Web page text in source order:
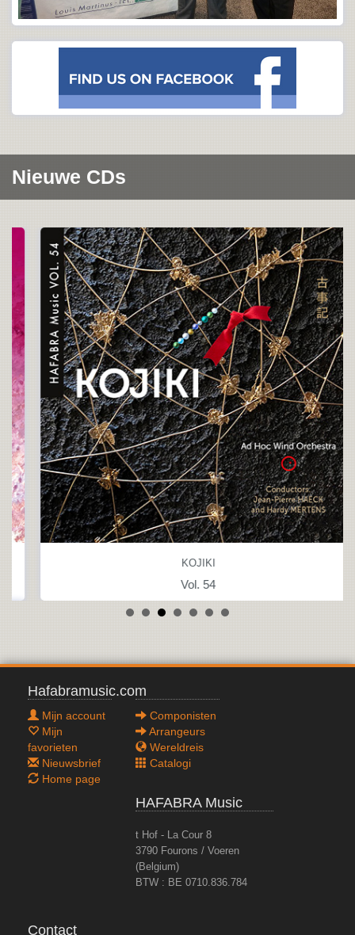
Nieuwe CDs
KOJIKI
Vol. 54
Hafabramusic.com
Mijn account
Mijn
favorieten
Nieuwsbrief
Home page
Componisten
Arrangeurs
Wereldreis
Catalogi
HAFABRA Music
t Hof - La Cour 8
3790 Fourons / Voeren
(Belgium)
BTW : BE 0710.836.784
Contact